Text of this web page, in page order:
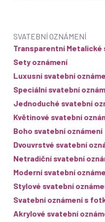
SVATEBNÍ OZNÁMENÍ
Transparentní Metalické
Sety oznámení
Luxusní svatební
Speciální svatební
Jednoduché svatební
Květinové svatební
Boho svatební oznámení
Dvouvrstvé svatební
Netradiční svatební
Moderní svatební
Stylové svatební
Svatební oznámení s
Akrylové svatební